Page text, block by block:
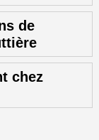
de
chez